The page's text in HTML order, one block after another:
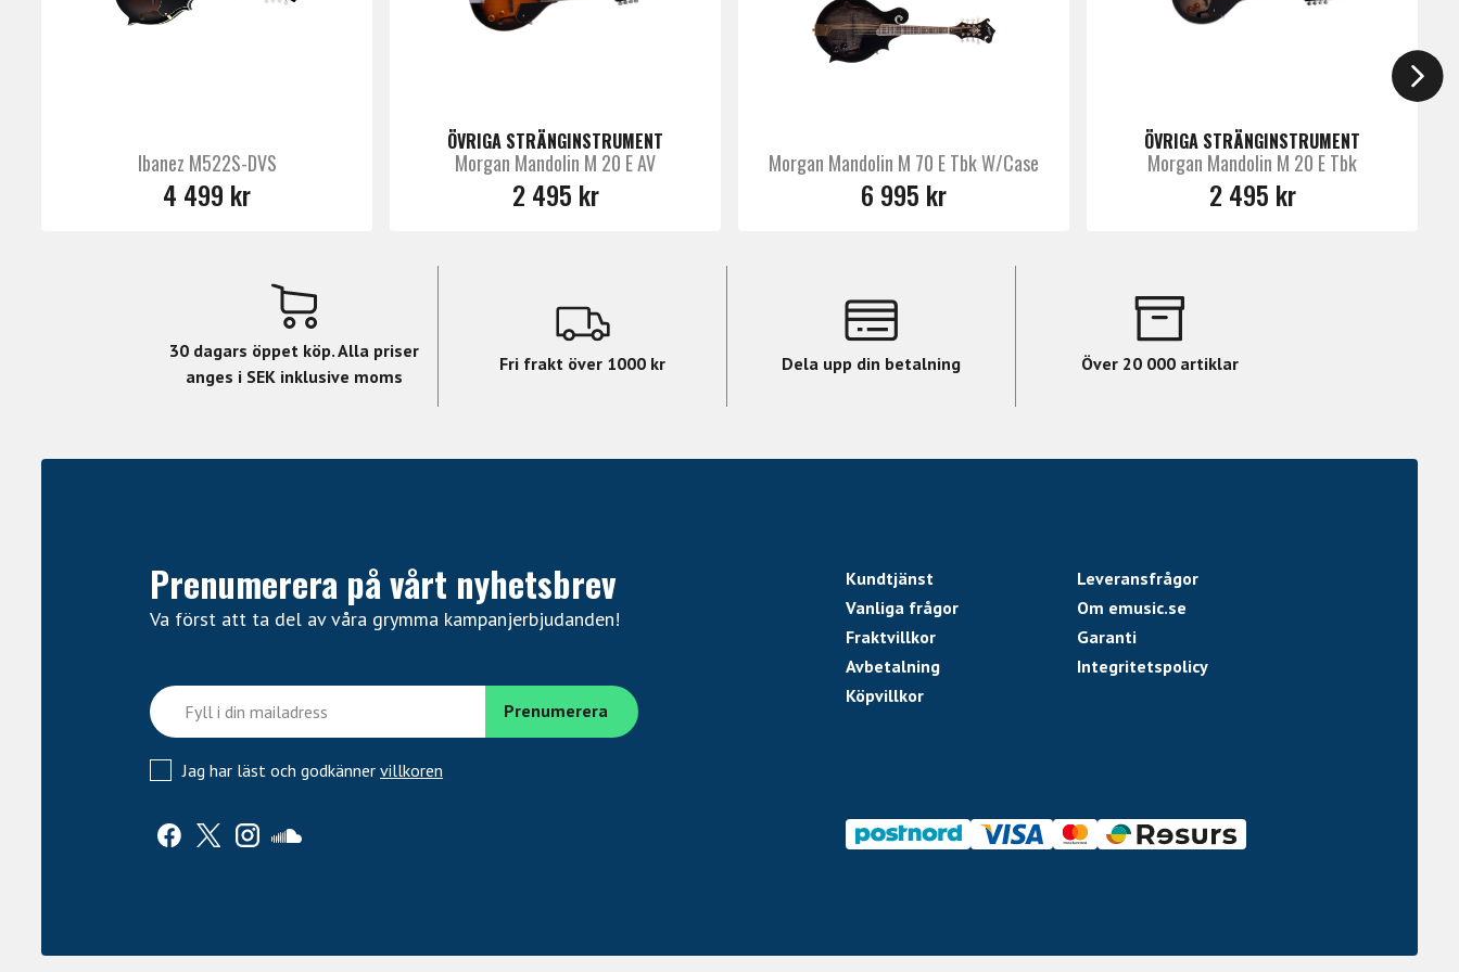
Ibanez M522S-DVS
4 499 kr
ÖVRIGA STRÄNGINSTRUMENT
Morgan Mandolin M 20 E AV
2 495 kr
Morgan Mandolin M 70 E Tbk W/Case
6 995 kr
ÖVRIGA STRÄNGINSTRUMENT
Morgan Mandolin M 20 E Tbk
2 495 kr
30 dagars öppet köp. Alla priser
anges i SEK inklusive moms
Fri frakt över 1000 kr Dela upp din betalning Över 20 000 artiklar
Prenumerera på vårt nyhetsbrev
Va först att ta del av våra grymma kampanjerbjudanden!
Jag har läst och godkänner villkoren
Kundtjänst
Leveransfrågor
Vanliga frågor
Om emusic.se
Fraktvillkor
Garanti
Avbetalning
Integritetspolicy
Köpvillkor